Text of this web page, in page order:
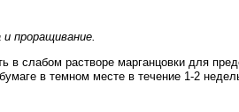
проращивание.
в слабом растворе марганцовки для
в темном месте в течение 1-2